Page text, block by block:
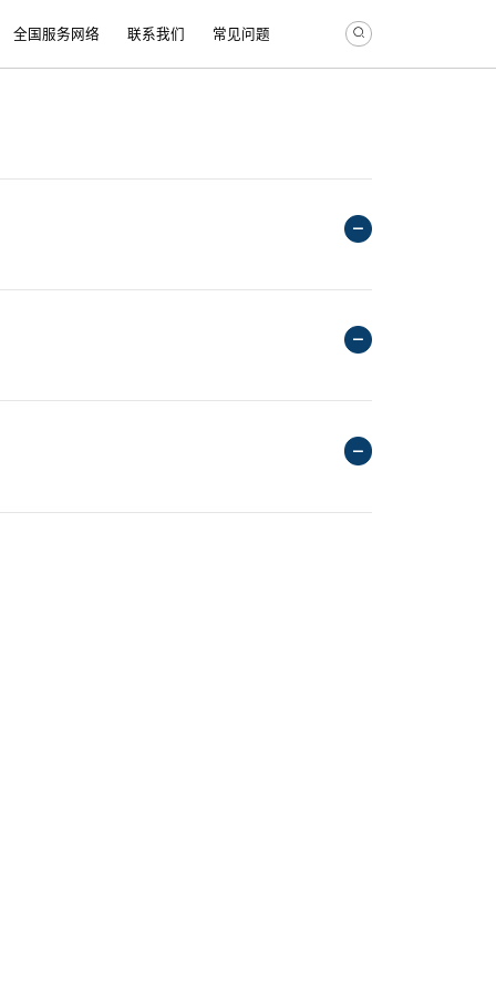
全国服务网络 联系我们 常见问题